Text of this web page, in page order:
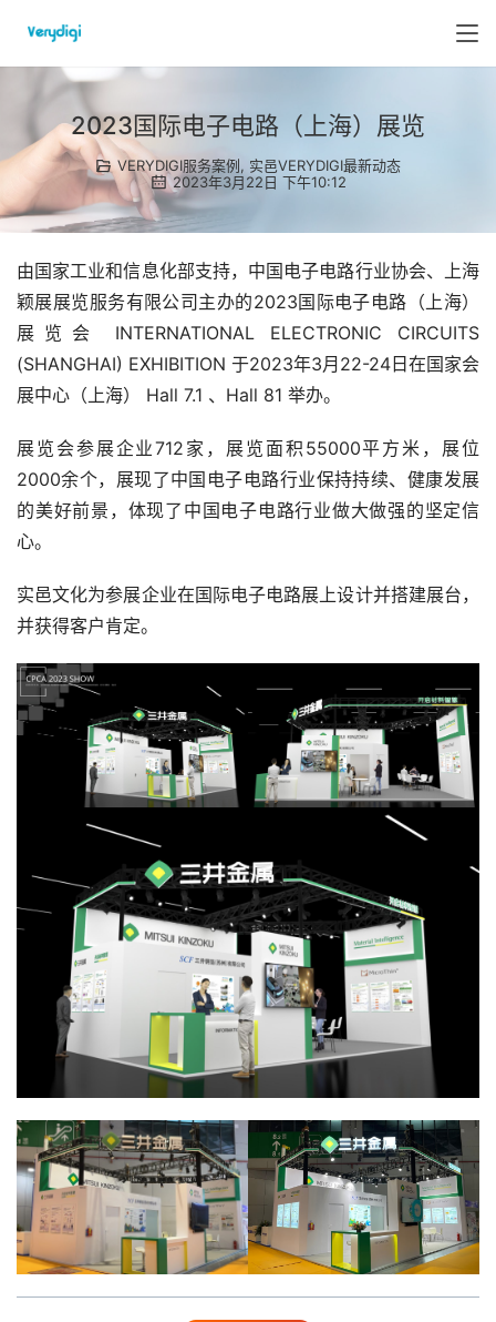
2023国际电子电路（上海）展览
VERYDIGI服务案例, 实邑VERYDIGI最新动态
2023年3月22日 下午10:12
由国家工业和信息化部支持，中国电子电路行业协会、上海
颖展展览服务有限公司主办的2023国际电子电路（上海）
展览会 INTERNATIONAL ELECTRONIC CIRCUITS
(SHANGHAI) EXHIBITION 于2023年3月22-24日在国家会
展中心（上海） Hall 7.1 、Hall 81 举办。
展览会参展企业712家，展览面积55000平方米，展位
2000余个，展现了中国电子电路行业保持持续、健康发展
的美好前景，体现了中国电子电路行业做大做强的坚定信
心。
实邑文化为参展企业在国际电子电路展上设计并搭建展台，
并获得客户肯定。